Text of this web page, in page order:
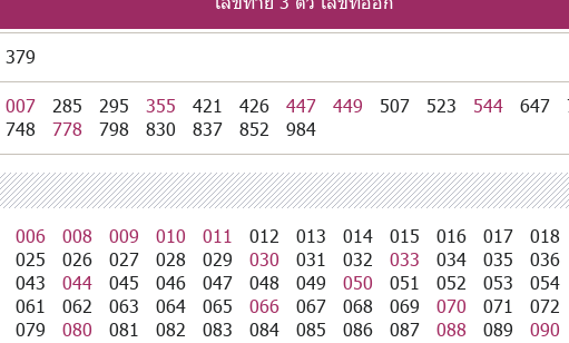
379
007 285 295 355 421 426 447 449 507 523 544 647
748
778 798 830 837 852 984
006 008 009 010 011 012 013 014 015 016 017
018
025 026 027 028 029 030 031 032 033 034 035
036
043 044 045 046 047 048 049 050 051 052 053
054
061 062 063 064 065 066 067 068 069 070 071
072
079 080 081 082 083 084 085 086 087 088 089
090